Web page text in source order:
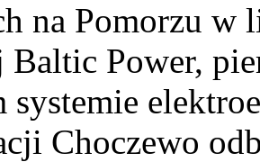
na Pomorzu w
Power,
Choczewo